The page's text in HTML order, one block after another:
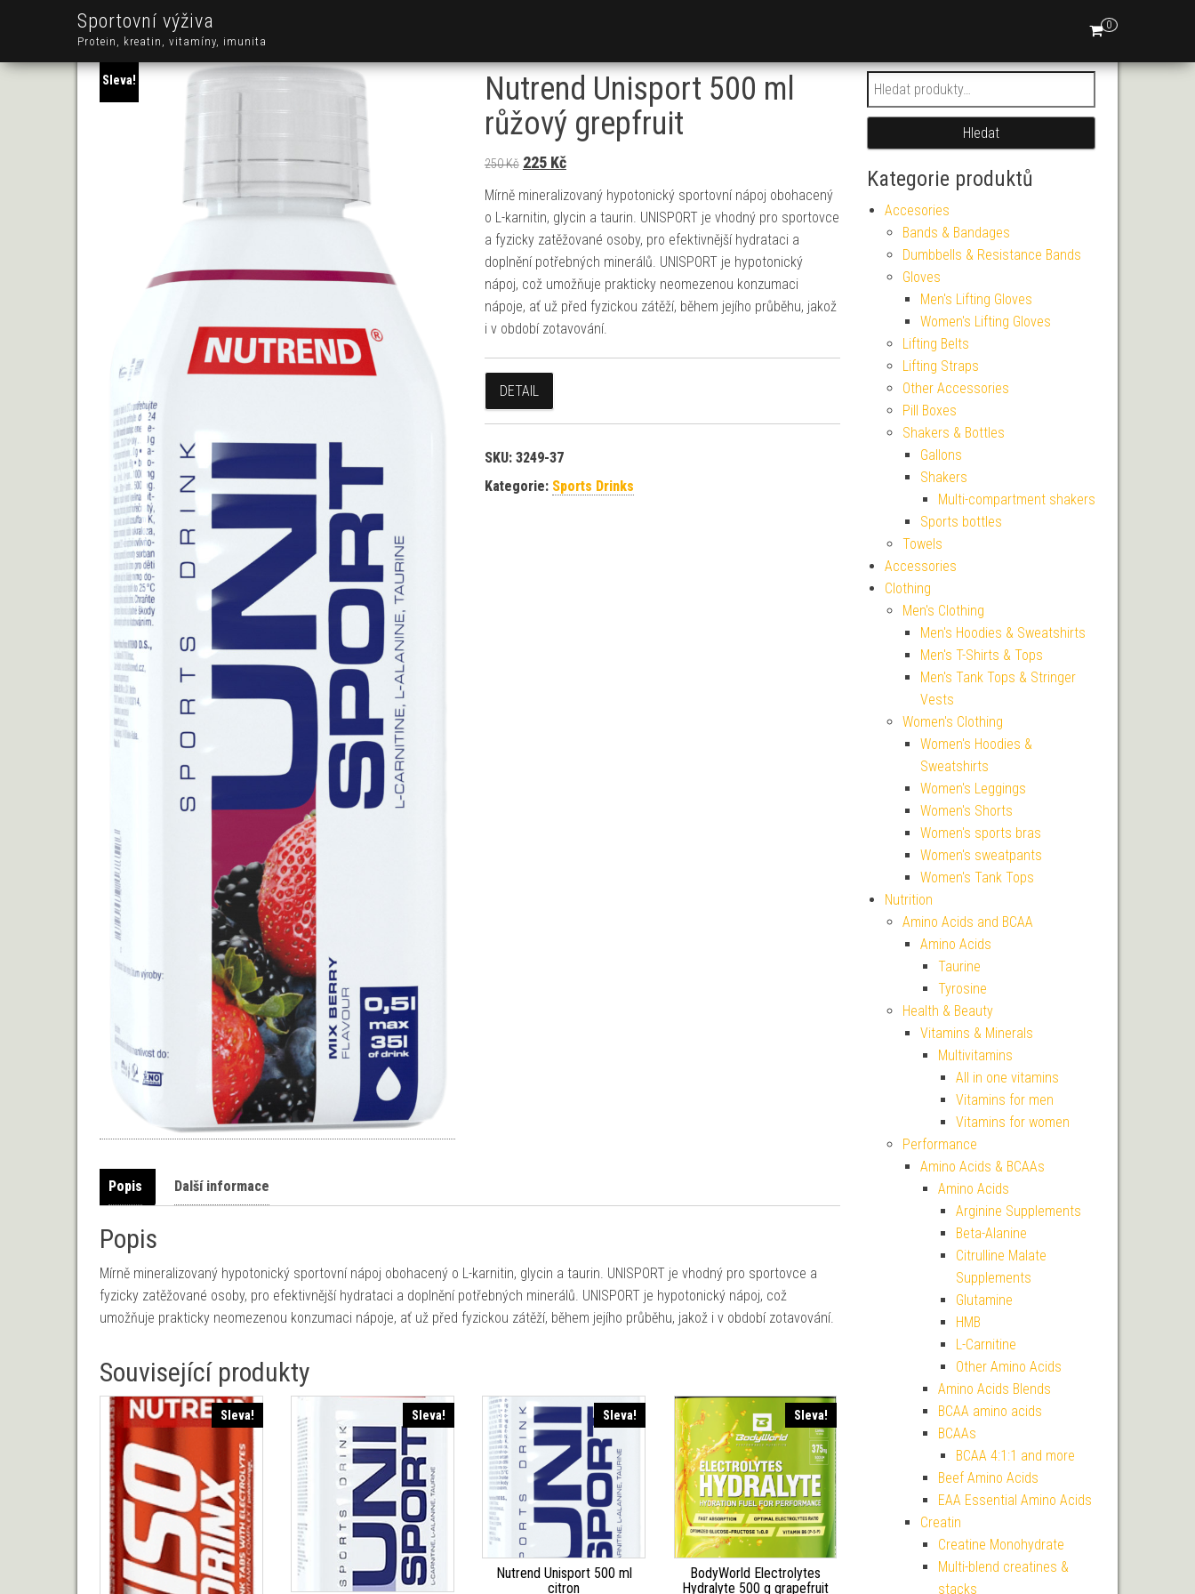
Sportovní výživa
Protein, kreatin, vitamíny, imunita
0
Sleva!
Nutrend Unisport 500 ml
růžový grepfruit
250Kč Původní cena byla: 250 Kč.
225 KčAktuální cena je: 225 Kč.
Mírně mineralizovaný hypotonický sportovní nápoj obohacený
o L-karnitin, glycin a taurin. UNISPORT je vhodný pro sportovce
a fyzicky zatěžované osoby, pro efektivnější hydrataci a
doplnění potřebných minerálů. UNISPORT je hypotonický
nápoj, což umožňuje prakticky neomezenou konzumaci
nápoje, ať už před fyzickou zátěží, během jejího průběhu, jakož
i v období zotavování.
DETAIL
SKU: 3249-37
Kategorie: Sports Drinks
Popis Další informace
Popis
Mírně mineralizovaný hypotonický sportovní nápoj obohacený o L-karnitin, glycin a taurin. UNISPORT je vhodný pro sportovce a
fyzicky zatěžované osoby, pro efektivnější hydrataci a doplnění potřebných minerálů. UNISPORT je hypotonický nápoj, což
umožňuje prakticky neomezenou konzumaci nápoje, ať už před fyzickou zátěží, během jejího průběhu, jakož i v období zotavování.
Související produkty
Sleva! Sleva! Sleva!
Nutrend Unisport 500 ml
citron
Sleva!
BodyWorld Electrolytes
Hydralyte 500 g grapefruit
Hledat:
Hledat
Kategorie produktů
Accesories
Bands & Bandages
Dumbbells & Resistance Bands
Gloves
Men's Lifting Gloves
Women's Lifting Gloves
Lifting Belts
Lifting Straps
Other Accessories
Pill Boxes
Shakers & Bottles
Gallons
Shakers
Multi-compartment shakers
Sports bottles
Towels
Accessories
Clothing
Men's Clothing
Men's Hoodies & Sweatshirts
Men's T-Shirts & Tops
Men's Tank Tops & Stringer
Vests
Women's Clothing
Women's Hoodies &
Sweatshirts
Women's Leggings
Women's Shorts
Women's sports bras
Women's sweatpants
Women's Tank Tops
Nutrition
Amino Acids and BCAA
Amino Acids
Taurine
Tyrosine
Health & Beauty
Vitamins & Minerals
Multivitamins
All in one vitamins
Vitamins for men
Vitamins for women
Performance
Amino Acids & BCAAs
Amino Acids
Arginine Supplements
Beta-Alanine
Citrulline Malate
Supplements
Glutamine
HMB
L-Carnitine
Other Amino Acids
Amino Acids Blends
BCAA amino acids
BCAAs
BCAA 4:1:1 and more
Beef Amino Acids
EAA Essential Amino Acids
Creatin
Creatine Monohydrate
Multi-blend creatines &
stacks